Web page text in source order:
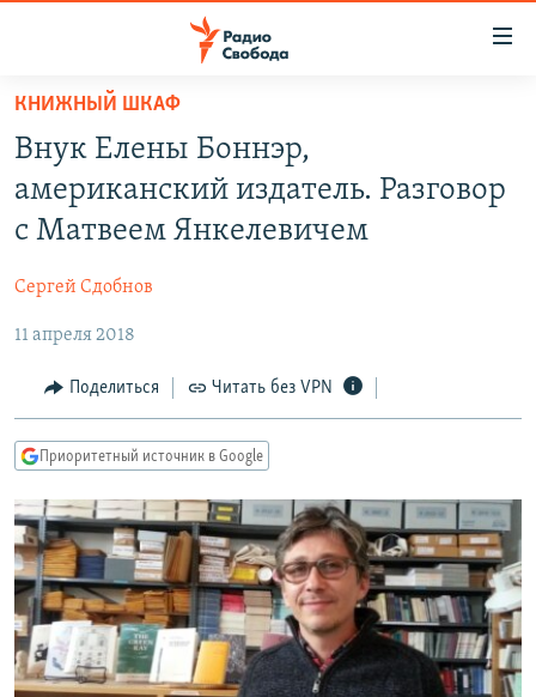
упрощенного
доступа
основному
Вернутся
навигации
Вернутся
поиску
ПОДКАСТЫ
АВТОРСКИЕ ПРОЕКТЫ
МНЕНИЯ
КУЛЬТУРА
IDEL.РЕАЛИИ
СЕВЕР.РЕАЛИИ
СИБИРЬ.РЕАЛИИ
РАСПИСАНИЕ ВЕЩАНИЯ
ПОДПИШИТЕСЬ НА РАССЫЛКУ
СОЦИАЛЬНЫЕ СЕТИ
КНИЖНЫЙ ШКАФ
Внук Елены Боннэр,
американский издатель. Разговор
с Матвеем Янкелевичем
Сергей Сдобнов
11 апреля 2018
Поделиться Читать без VPN
Приоритетный источник в Google